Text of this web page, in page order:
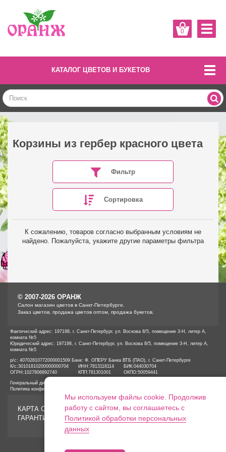
0
КАТАЛОГ ЦВЕТОВ И БУКЕТОВ
Корзины из гербер красного цвета
Фильтр
Сортировка
К сожалению, товаров согласно выбранным условиям не
найдено. Пожалуйста, укажите другие параметры фильтра
© 2007-2026 ОРАНЖ
Cалон магазин цветов в Санкт-Петербурге.
Заказ цветов, продажа цветов оптом, продажа букетов.
Фактический адрес: 197198, г. Санкт-Петербург, ул. Воскова 8/5, помещение 3-Н, литер А,
комната №5
Юридический адрес: 197198, г. Санкт-Петербург, ул. Воскова 8/5, помещение 3-Н, литер А,
комната №5
р/с: 40702810772000001509 Банк: Ф. ОПЕРУ Банка ВТБ (ПАО), г. Санкт-Петербурге
К/с:30101810200000000704 ИНН:7813118114 БИК:044030704
ОГРН: 1027806892740 КПП:781301001 ОКПО:50059441
Генеральный директор ООО «ОРАНЖ» Иванов А.Е.
Политика конфиденциальности
КАРТА САЙТА
ГАРАНТИИ
Мы используем файлы cookie. Продолжив
работу с сайтом, вы соглашаетесь с
Политикой обработки персональных
данных